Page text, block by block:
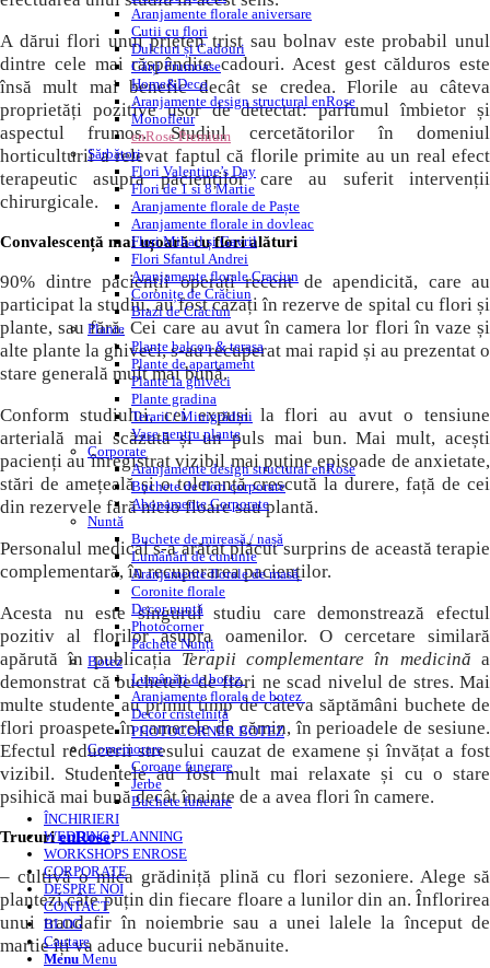
Aranjamente florale aniversare
Cutii cu flori
Dulciuri și Cadouri
Cărți Frumoase
Home&Deco
Aranjamente design structural enRose
Monofleur
enRose Premium
Sărbători
Flori Valentine’s Day
Flori de 1 si 8 Martie
Aranjamente florale de Paște
Aranjamente florale in dovleac
Flori Mihail și Gavril
Flori Sfantul Andrei
Aranjamente florale Craciun
Coronițe de Crăciun
Brazi de Crăciun
Plante
Plante balcon & terasa
Plante de apartament
Plante la ghiveci
Plante gradina
Terarii / Minigrădini
Vase pentru plante
Corporate
Aranjamente design structural enRose
Buchete de flori corporate
Abonamente Corporate
Nuntă
Buchete de mireasă / nașă
Lumânări de cununie
Aranjamente florale de masă
Coronite florale
Decor nuntă
Photocorner
Pachete Nunți
Botez
Lumânări de botez
Aranjamente florale de botez
Decor cristelniță
PHOTOCORNER BOTEZ
Comemorare
Coroane funerare
Jerbe
Buchete funerare
ÎNCHIRIERI
WEDDING PLANNING
WORKSHOPS ENROSE
CORPORATE
DESPRE NOI
CONTACT
BLOG
Cautare
Menu Menu
A dărui flori unui prieten trist sau bolnav este probabil unul
dintre cele mai răspândite cadouri. Acest gest călduros este
însă mult mai benefic decât se credea. Florile au câteva
proprietăți pozitive ușor de detectat: parfumul îmbietor și
aspectul frumos. Studiul cercetătorilor în domeniul
horticulturii a relevat faptul că florile primite au un real efect
terapeutic asupra pacienților care au suferit intervenții
chirurgicale.
Convalescență mai ușoară cu flori alături
90% dintre pacienții operați recent de apendicită, care au
participat la studiu, au fost cazați în rezerve de spital cu flori și
plante, sau fără. Cei care au avut în camera lor flori în vaze și
alte plante la ghiveci, s-au recuperat mai rapid și au prezentat o
stare generală mult mai bună.
Conform studiului, cei expuși la flori au avut o tensiune
arterială mai scăzută și un puls mai bun. Mai mult, acești
pacienți au înregistrat vizibil mai puține episoade de anxietate,
stări de amețeală și o toleranță crescută la durere, față de cei
din rezervele fără nicio floare sau plantă.
Personalul medical s-a arătat plăcut surprins de această terapie
complementară, în recuperarea pacienților.
Acesta nu este singurul studiu care demonstrează efectul
pozitiv al florilor asupra oamenilor. O cercetare similară
apărută în publicația Terapii complementare în medicinăa
demonstrat că buchetele de flori ne scad nivelul de stres. Mai
multe studente au primit timp de câteva săptămâni buchete de
flori proaspete în camerele de cămin, în perioadele de sesiune.
Efectul reducerii stresului cauzat de examene și învățat a fost
vizibil. Studentele au fost mult mai relaxate și cu o stare
psihică mai bună decât înainte de a avea flori în camere.
TrucurienRose:
– cultivă o mica grădiniță plină cu flori sezoniere. Alege să
plantezi câte puțin din fiecare floare a lunilor din an. Înflorirea
unui trandafir în noiembrie sau a unei lalele la început de
martie îți va aduce bucurii nebănuite.